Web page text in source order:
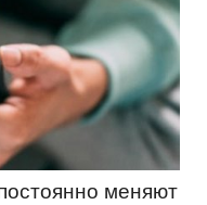
меняют